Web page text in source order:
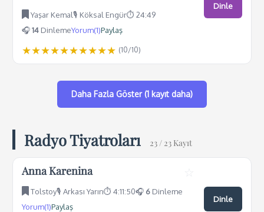
Yaşar Kemal🎙️ Köksal Engür⏱️ 24:49
🎧14 DinlemeYorum(1)Paylaş
★★★★★★★★★★ (10/10)
Dinle
Daha Fazla Göster (1 kayıt daha)
Radyo Tiyatroları 23/ 23 Kayıt
Anna Karenina
Tolstoy🎙️ Arkası Yarın⏱️ 4:11:50🎧 6 Dinleme
Yorum(1)Paylaş
Dinle